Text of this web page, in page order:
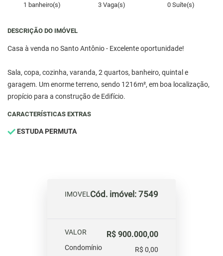
1 banheiro(s) 3 Vaga(s) 0 Suíte(s)
DESCRIÇÃO DO IMÓVEL
Casa à venda no Santo Antônio - Excelente oportunidade!
Sala, copa, cozinha, varanda, 2 quartos, banheiro, quintal e
garagem. Um enorme terreno, sendo 1216m², em boa localização,
propício para a construção de Edifício.
CARACTERÍSTICAS EXTRAS
ESTUDA PERMUTA
IMOVELCód. imóvel: 7549
VALOR R$ 900.000,00
Condomínio
R$ 0,00